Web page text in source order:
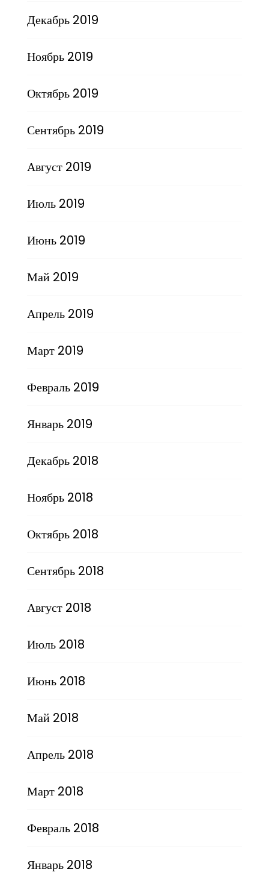
Декабрь 2019
Ноябрь 2019
Октябрь 2019
Сентябрь 2019
Август 2019
Июль 2019
Июнь 2019
Май 2019
Апрель 2019
Март 2019
Февраль 2019
Январь 2019
Декабрь 2018
Ноябрь 2018
Октябрь 2018
Сентябрь 2018
Август 2018
Июль 2018
Июнь 2018
Май 2018
Апрель 2018
Март 2018
Февраль 2018
Январь 2018